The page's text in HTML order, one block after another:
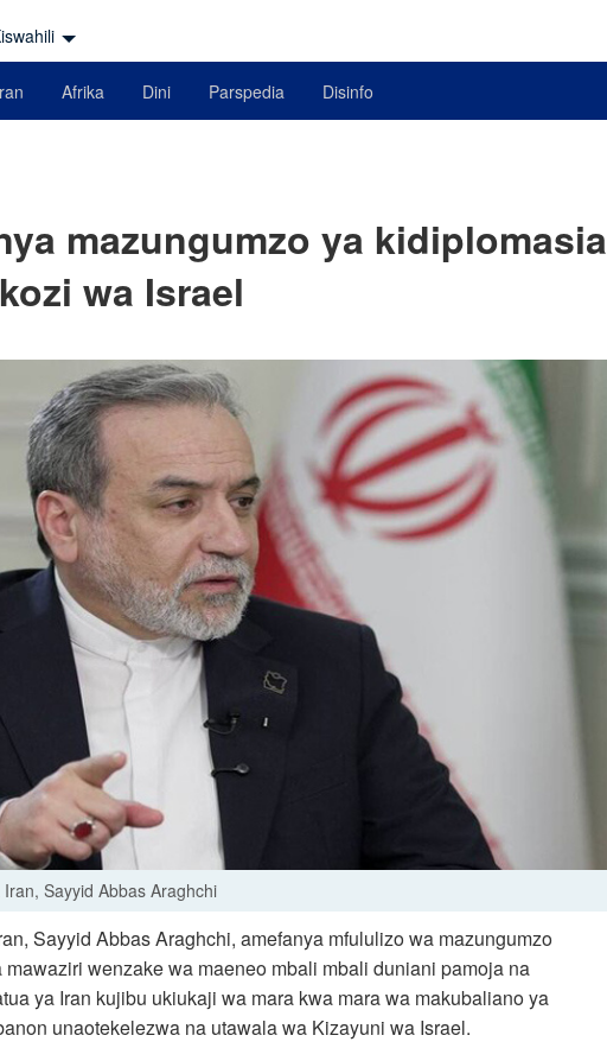
Afrika Dini Parspedia Disinfo
mazungumzo ya kidiplomasia
wa Israel
Sayyid Abbas Araghchi
Sayyid Abbas Araghchi, amefanya mfululizo wa mazungumzo
wenzake wa maeneo mbali mbali duniani pamoja na
ya Iran kujibu ukiukaji wa mara kwa mara wa makubaliano ya
unaotekelezwa na utawala wa Kizayuni wa Israel.